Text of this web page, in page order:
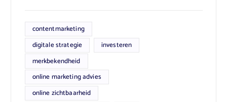
contentmarketing
digitale strategie
investeren
merkbekendheid
online marketing advies
online zichtbaarheid